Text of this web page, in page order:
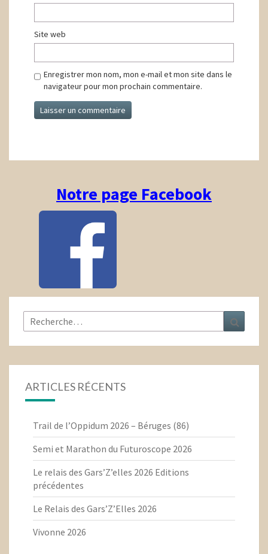
Site web
Enregistrer mon nom, mon e-mail et mon site dans le
navigateur pour mon prochain commentaire.
Notre page Facebook
Rechercher :
ARTICLES RÉCENTS
Trail de l’Oppidum 2026 – Béruges (86)
Semi et Marathon du Futuroscope 2026
Le relais des Gars’Z’elles 2026 Editions
précédentes
Le Relais des Gars’Z’Elles 2026
Vivonne 2026